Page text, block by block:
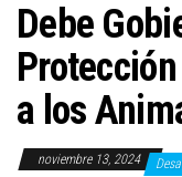
Debe
a los
noviembre 13, 2024